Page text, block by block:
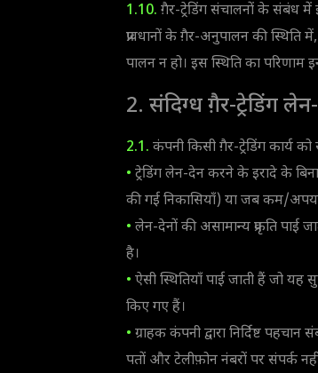
1.10. ग़ैर-ट्रेडिंग संचालनों के संबंध
प्रावधानों के ग़ैर-अनुपालन की स्थिति
पालन न हो। इस स्थिति का परिणाम
2. संदिग्ध ग़ैर-ट्रेडिंग
2.1. कंपनी किसी ग़ैर-ट्रेडिंग कार्य
• ट्रेडिंग लेन-देन करने के इरादे के
की गई निकासियाँ) या जब कम/
• लेन-देनों की असामान्य प्रकृति पाई
है।
• ऐसी स्थितियाँ पाई जाती हैं जो
किए गए हैं।
• ग्राहक कंपनी द्वारा निर्दिष्ट
पतों और टेलीफ़ोन नंबरों पर संपर्क नहीं